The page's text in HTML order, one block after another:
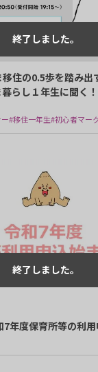
住の0.5歩を踏み出
らし１年生に聞く
#移住一年生#初心者マー
7年度保育所等の利